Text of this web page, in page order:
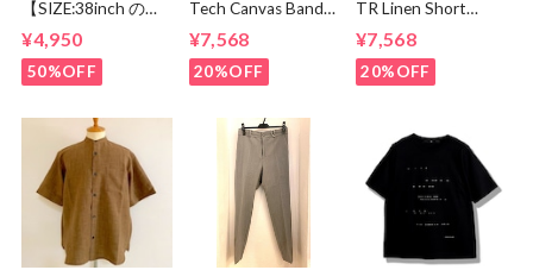
【SIZE:38inch の
み】TORY
LEATHER LEATHER
BELT2595 TAN
¥4,950
50%OFF
Tech Canvas Band
Collar S/S Shirts
Mint
¥7,568
20%OFF
TR Linen Short
Pants Blue
¥7,568
20%OFF